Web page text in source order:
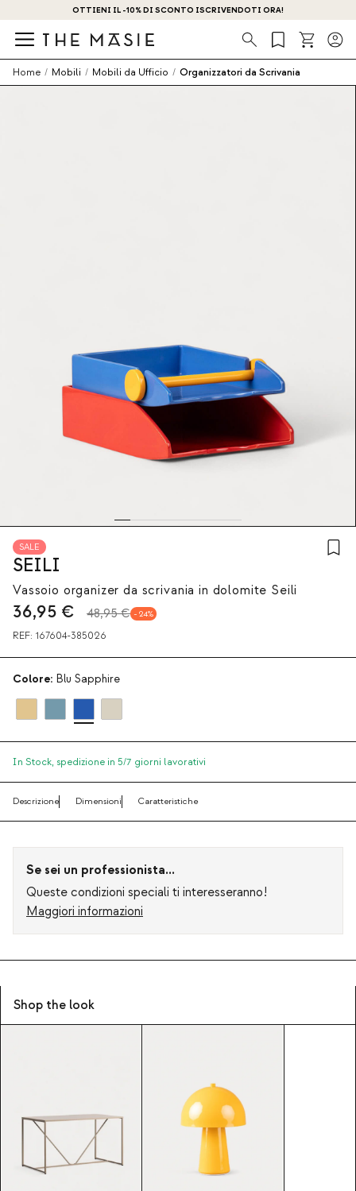
OTTIENI IL -10% DI SCONTO ISCRIVENDOTI ORA!
Ricerca
Home / Mobili / Mobili da Ufficio / Organizzatori da Scrivania
SALE
SEILI
Vassoio organizer da scrivania in dolomite Seili
36,95 € 48,95 € 24
REF: 167604-385026
Colore: Blu Sapphire
In Stock, spedizione in 5/7 giorni lavorativi
Descrizione Dimensioni Caratteristiche
Se sei un professionista...
Queste condizioni speciali ti interesseranno!
Maggiori informazioni
Shop the look